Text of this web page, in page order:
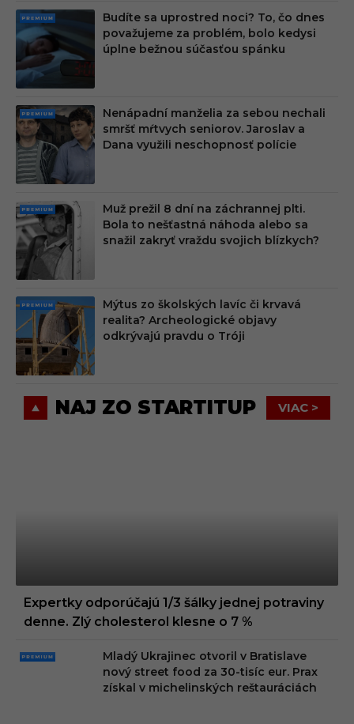
PRE
MIU
M
Budíte sa uprostred noci? To, čo dnes
považujeme za problém, bolo kedysi
úplne bežnou súčasťou spánku
PRE
MIU
M
Nenápadní manželia za sebou nechali
smršť mŕtvych seniorov. Jaroslav a
Dana využili neschopnosť polície
PRE
MIU
M
Muž prežil 8 dní na záchrannej plti.
Bola to nešťastná náhoda alebo sa
snažil zakryť vraždu svojich blízkych?
PRE
MIU
M
Mýtus zo školských lavíc či krvavá
realita? Archeologické objavy
odkrývajú pravdu o Tróji
NAJ ZO STARTITUP VIAC >
Expertky odporúčajú 1/3 šálky jednej potraviny
denne. Zlý cholesterol klesne o 7 %
PRE
Mladý Ukrajinec otvoril v Bratislave
nový street food za 30-tisíc eur. Prax
získal v michelinských reštauráciách